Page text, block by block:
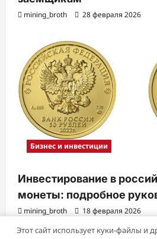
mining_broth 28 февраля 2026
Бизнес и инвестиции
Инвестирование в
монеты: подробное
mining_broth 18 февраля 2026
Этот сайт использует куки-файлы и